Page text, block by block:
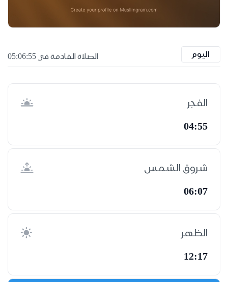
اليوم الصلاة القادمة في 05:06:54
الفجر
04:55
شروق الشمس
06:07
الظهر
12:17